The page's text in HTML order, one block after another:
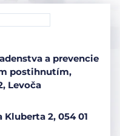
a prevencie
postihnutím,
Levoča
2, 054 01